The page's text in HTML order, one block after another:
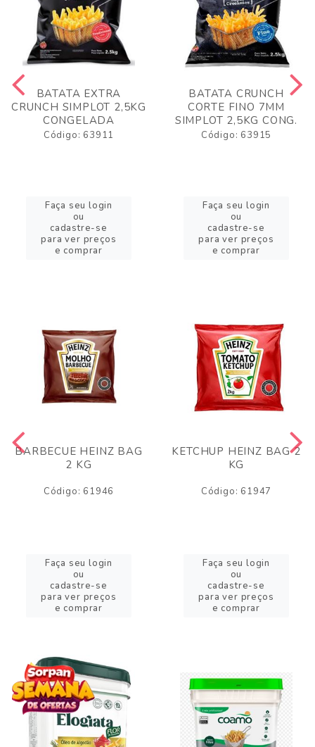
BATATA EXTRA
CRUNCH SIMPLOT 2,5KG
CONGELADA
Código: 63911
Faça seu login
ou
cadastre-se
para ver preços
e comprar
BATATA CRUNCH
CORTE FINO 7MM
SIMPLOT 2,5KG CONG.
Código: 63915
Faça seu login
ou
cadastre-se
para ver preços
e comprar
BARBECUE HEINZ BAG
2 KG
Código: 61946
Faça seu login
ou
cadastre-se
para ver preços
e comprar
KETCHUP HEINZ BAG 2
KG
Código: 61947
Faça seu login
ou
cadastre-se
para ver preços
e comprar